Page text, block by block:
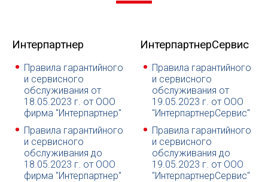
Интерпартнер
Правила гарантийного
и сервисного
обслуживания от
18.05.2023 г. от ООО
фирма "Интерпартнер"
Правила гарантийного
и сервисного
обслуживания до
18.05.2023 г. от ООО
фирма "Интерпартнер"
ИнтерпартнерСервис
Правила гарантийного
и сервисного
обслуживания от
19.05.2023 г. от ООО
"ИнтерпартнерСервис"
Правила гарантийного
и сервисного
обслуживания до
19.05.2023 г. от ООО
"ИнтерпартнерСервис"